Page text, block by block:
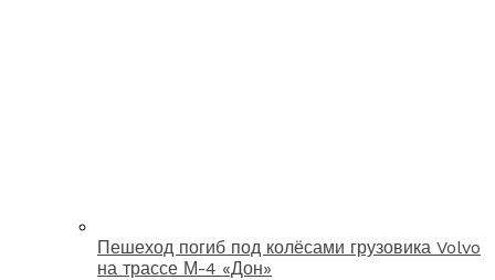
Пешеход погиб под колёсами грузовика Volvo
на трассе М-4 «Дон»